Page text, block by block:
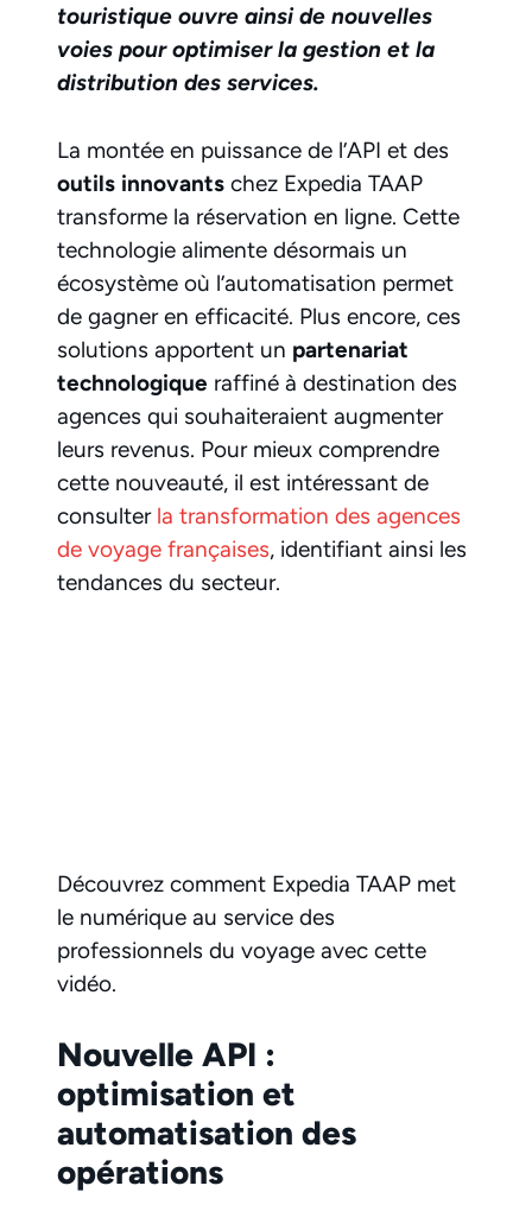
touristique ouvre ainsi de nouvelles
voies pour optimiser la gestion et la
distribution des services.
La montée en puissance de l’API et des
outils innovants chez Expedia TAAP
transforme la réservation en ligne. Cette
technologie alimente désormais un
écosystème où l’automatisation permet
de gagner en efficacité. Plus encore, ces
solutions apportent un partenariat
technologique raffiné à destination des
agences qui souhaiteraient augmenter
leurs revenus. Pour mieux comprendre
cette nouveauté, il est intéressant de
consulter la transformation des agences
de voyage françaises, identifiant ainsi les
tendances du secteur.
Découvrez comment Expedia TAAP met
le numérique au service des
professionnels du voyage avec cette
vidéo.
Nouvelle API :
optimisation et
automatisation des
opérations